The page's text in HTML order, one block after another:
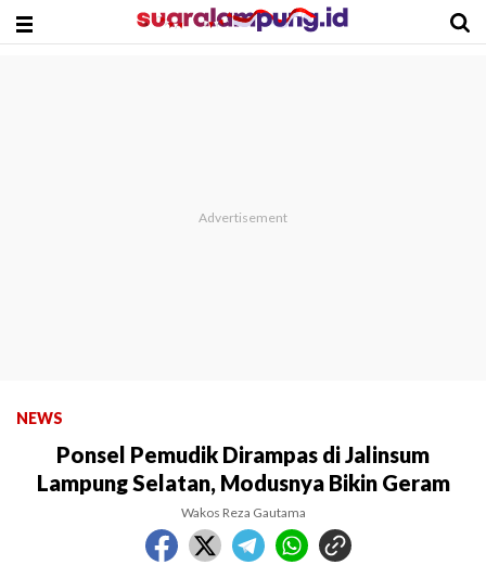
NEWS
Ponsel Pemudik Dirampas di Jalinsum
Lampung Selatan, Modusnya Bikin Geram
Wakos Reza Gautama